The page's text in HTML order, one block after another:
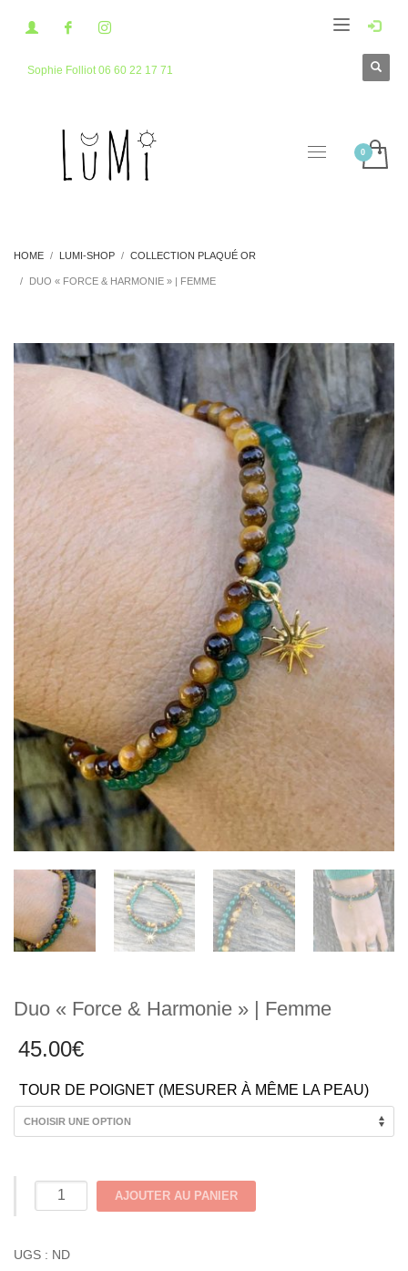
Sophie Folliot 06 60 22 17 71
HOME LUMI-SHOP COLLECTION PLAQUÉ OR
DUO « FORCE & HARMONIE » | FEMME
Duo « Force & Harmonie » | Femme
45.00€
TOUR DE POIGNET (MESURER À MÊME LA PEAU)
quantité
AJOUTER AU PANIER
UGS : ND